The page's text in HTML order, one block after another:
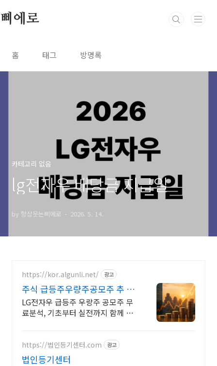
삐에로
홈 태그 방명록
카테고리 없음
lg전자우 배당금 지급일
by 항상웃는삐에로 2026. 5. 14.
https://kor.algunli.net/ 광고
주식 급등주우량주공모주 추 우
량주 무료 공유
LG전자우 급등주 우량주 공모주 무
료분석, 기초부터 실전까지 함께 주
다
https://법인등기센터.com 광고
법인등기센터